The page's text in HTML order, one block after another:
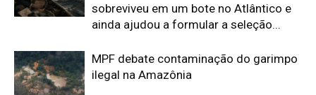
sobreviveu em um bote no Atlântico e
ainda ajudou a formular a seleção...
MPF debate contaminação do garimpo
ilegal na Amazônia